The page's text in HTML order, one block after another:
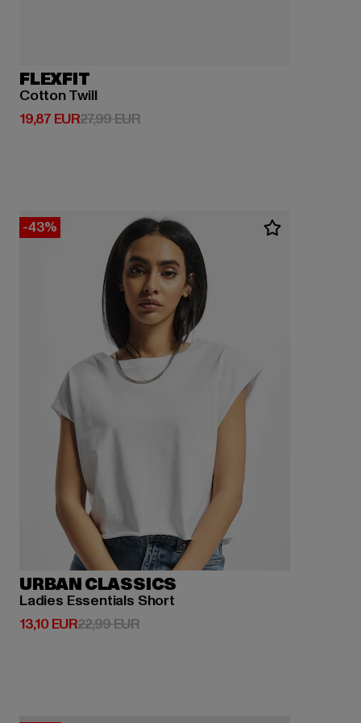
FLEXFIT
Cotton Twill
19,87 EUR
Derzeitiger Preis: 19,87 EUR
27,99 EURAktionspreis: 27,99 EUR
-43%
URBAN CLASSICS
Ladies Essentials Short
13,10 EUR
Derzeitiger Preis: 13,10 EUR
22,99 EURAktionspreis: 22,99 EUR